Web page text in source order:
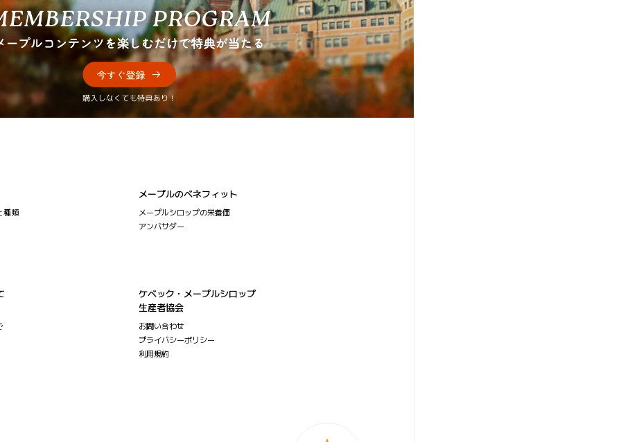
種類
メープルのベネフィット
メープルシロップの栄養価
アンバサダー
ケベック・メープルシロップ
生産者協会
お問い合わせ
プライバシーポリシー
利用規約